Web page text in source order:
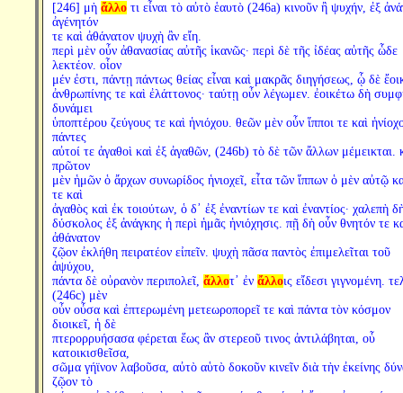
[246] μὴ ἄλλοτι εἶναι τὸ αὐτὸ ἑαυτὸ (246a) κινοῦν ἢ ψυχήν, ἐξ
ἀγένητόν
τε καὶ ἀθάνατον ψυχὴ ἂν εἴη.
περὶ μὲν οὖν ἀθανασίας αὐτῆς ἱκανῶς· περὶ δὲ τῆς ἰδέας αὐτῆς ὧδε
λεκτέον. οἷον
μέν ἐστι, πάντῃ πάντως θείας εἶναι καὶ μακρᾶς διηγήσεως, ᾧ δὲ
ἀνθρωπίνης τε καὶ ἐλάττονος· ταύτῃ οὖν λέγωμεν. ἐοικέτω δὴ
δυνάμει
ὑποπτέρου ζεύγους τε καὶ ἡνιόχου. θεῶν μὲν οὖν ἵπποι τε καὶ
πάντες
αὐτοί τε ἀγαθοὶ καὶ ἐξ ἀγαθῶν, (246b) τὸ δὲ τῶν ἄλλων μέμεικται.
πρῶτον
μὲν ἡμῶν ὁ ἄρχων συνωρίδος ἡνιοχεῖ, εἶτα τῶν ἵππων ὁ μὲν αὐτῷ
τε καὶ
ἀγαθὸς καὶ ἐκ τοιούτων, ὁ δ᾽ ἐξ ἐναντίων τε καὶ ἐναντίος· χαλεπὴ
δύσκολος ἐξ ἀνάγκης ἡ περὶ ἡμᾶς ἡνιόχησις. πῇ δὴ οὖν θνητόν τε
ἀθάνατον
ζῷον ἐκλήθη πειρατέον εἰπεῖν. ψυχὴ πᾶσα παντὸς ἐπιμελεῖται τοῦ
ἀψύχου,
πάντα δὲ οὐρανὸν περιπολεῖ, ἄλλοτ᾽ ἐν ἄλλοις εἴδεσι γιγνομένη.
(246c) μὲν
οὖν οὖσα καὶ ἐπτερωμένη μετεωροπορεῖ τε καὶ πάντα τὸν κόσμον
διοικεῖ, ἡ δὲ
πτερορρυήσασα φέρεται ἕως ἂν στερεοῦ τινος ἀντιλάβηται, οὗ
κατοικισθεῖσα,
σῶμα γήϊνον λαβοῦσα, αὐτὸ αὑτὸ δοκοῦν κινεῖν διὰ τὴν ἐκείνης
ζῷον τὸ